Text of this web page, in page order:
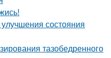
состояния
тазобедренного